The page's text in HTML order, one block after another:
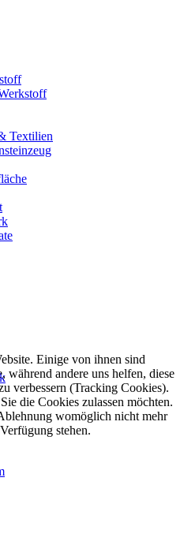
Textilien
Einige von ihnen sind
während andere uns helfen, diese
verbessern (Tracking Cookies).
die Cookies zulassen möchten.
womöglich nicht mehr
stehen.